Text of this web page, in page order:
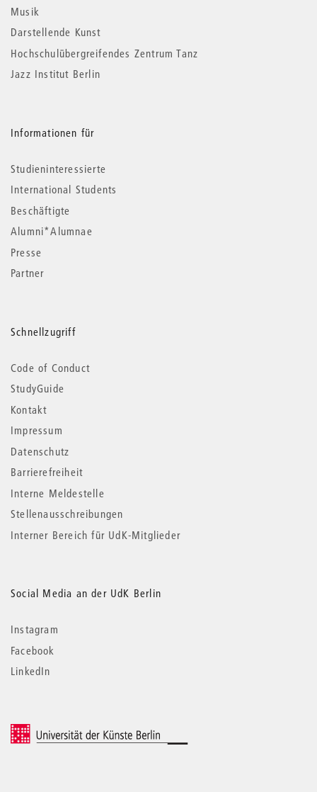
Musik
Darstellende Kunst
Hochschulübergreifendes Zentrum Tanz
Jazz Institut Berlin
Informationen für
Studieninteressierte
International Students
Beschäftigte
Alumni*Alumnae
Presse
Partner
Schnellzugriff
Code of Conduct
StudyGuide
Kontakt
Impressum
Datenschutz
Barrierefreiheit
Interne Meldestelle
Stellenausschreibungen
Interner Bereich für UdK-Mitglieder
Social Media an der UdK Berlin
Instagram
Facebook
LinkedIn
© 2026 Universität der Künste Berlin